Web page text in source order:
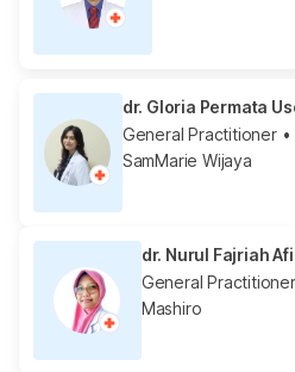
dr. Gloria Permata
General Practitioner•
SamMarie Wijaya
dr. Nurul Fajriah
General Practitioner
Mashiro